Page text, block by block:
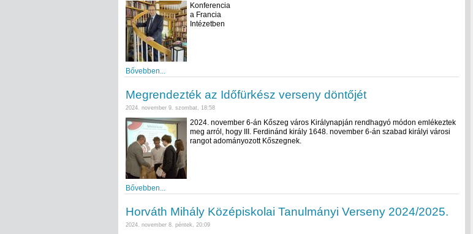
Konferencia
a Francia
Intézetben
Bővebben...
Megrendezték az Időfürkész verseny döntőjét
2024. november 9. szombat, 18:58
2024. november 6-án Kőszeg város Királynapján rendhagyó módon emlékeztek
meg arról, hogy III. Ferdinánd király 1648. november 6-án szabad királyi városi
rangot adományozott Kőszegnek.
Bővebben...
Horváth Mihály Középiskolai Tanulmányi Verseny 2024/2025.
2024. november 8. péntek, 20:09